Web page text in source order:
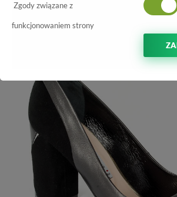
Zgody związane z
funkcjonowaniem strony